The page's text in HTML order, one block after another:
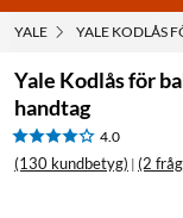
YALE YALE KODLÅS
Yale Kodlås för
handtag
4.0
(130 kundbetyg) | (2